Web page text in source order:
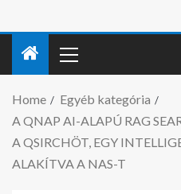
Home
Egyéb kategória
A QNAP AI-ALAPÚ RAG
A QSIRCHÖT, EGY
ALAKÍTVA A NAS-T